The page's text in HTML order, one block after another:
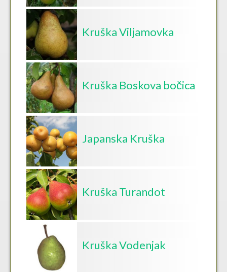
Kruška Viljamovka
Kruška Boskova bočica
Japanska Kruška
Kruška Turandot
Kruška Vodenjak